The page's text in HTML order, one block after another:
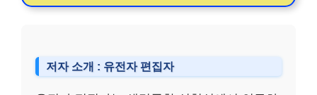
저자 소개 : 유전자 편집자